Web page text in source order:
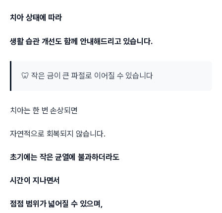
치아 상태에 따라
생활 습관 개선도 함께 안내해드리고 있습니다.
🦷 작은 금이 큰 파절로 이어질 수 있습니다
치아는 한 번 손상되면
자연적으로 회복되지 않습니다.
초기에는 작은 균열에 불과하더라도
시간이 지나면서
점점 범위가 넓어질 수 있으며,